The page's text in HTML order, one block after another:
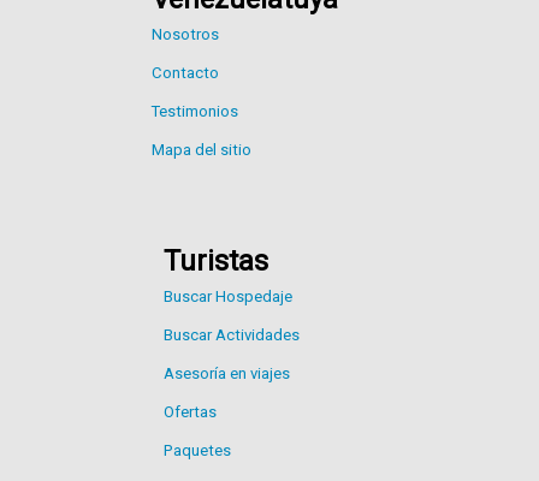
Nosotros
Contacto
Testimonios
Mapa del sitio
Turistas
Buscar Hospedaje
Buscar Actividades
Asesoría en viajes
Ofertas
Paquetes